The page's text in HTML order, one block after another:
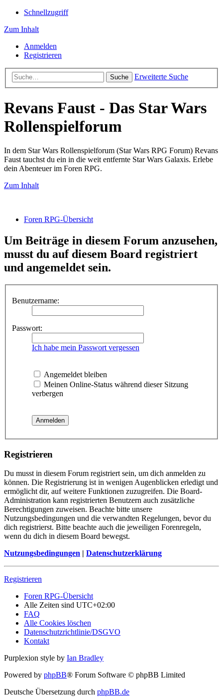
Schnellzugriff
Zum Inhalt
Anmelden
Registrieren
Suche Erweiterte Suche
Revans Faust - Das Star Wars
Rollenspielforum
In dem Star Wars Rollenspielforum (Star Wars RPG Forum) Revans
Faust tauchst du ein in die weit entfernte Star Wars Galaxis. Erlebe
dein Abenteuer im Foren RPG.
Zum Inhalt
Foren RPG-Übersicht
Um Beiträge in diesem Forum anzusehen,
musst du auf diesem Board registriert
und angemeldet sein.
Benutzername:
Passwort:
Ich habe mein Passwort vergessen
Angemeldet bleiben
Meinen Online-Status während dieser Sitzung
verbergen
Registrieren
Du musst in diesem Forum registriert sein, um dich anmelden zu
können. Die Registrierung ist in wenigen Augenblicken erledigt und
ermöglicht dir, auf weitere Funktionen zuzugreifen. Die Board-
Administration kann registrierten Benutzern auch zusätzliche
Berechtigungen zuweisen. Beachte bitte unsere
Nutzungsbedingungen und die verwandten Regelungen, bevor du
dich registrierst. Bitte beachte auch die jeweiligen Forenregeln,
wenn du dich in diesem Board bewegst.
Nutzungsbedingungen | Datenschutzerklärung
Registrieren
Foren RPG-Übersicht
Alle Zeiten sind UTC+02:00
FAQ
Alle Cookies löschen
Datenschutzrichtlinie/DSGVO
Kontakt
Purplexion style by Ian Bradley
Powered by phpBB® Forum Software © phpBB Limited
Deutsche Übersetzung durch phpBB.de